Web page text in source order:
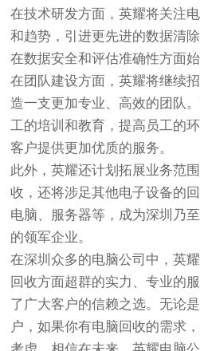
在技术研发方面，英耀将关注
和趋势，引进更先进的数据清
在数据安全和评估准确性方面
在团队建设方面，英耀将继续
造一支更加专业、高效的团队
工的培训和教育，提高员工的
客户提供更加优质的服务。
此外，英耀还计划拓展业务范
收，还将涉足其他电子设备的
电脑、服务器等，成为深圳乃
的领军企业。
在深圳众多的电脑公司中，英
回收方面超群的实力、专业的
了广大客户的信赖之选。无论
户，如果你有电脑回收的需求